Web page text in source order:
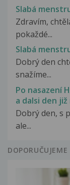
Slabá
Zdravím,
pokaždé...
Slabá
Dobrý den
snažíme...
Po nasazení
a dalsi den
Dobrý den, s
ale...
DOPORUČUJEME